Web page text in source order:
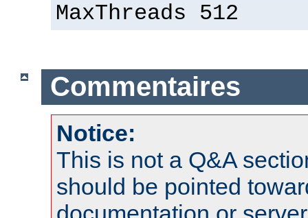
MaxThreads 512
Commentaires
Notice:
This is not a Q&A
should be pointed